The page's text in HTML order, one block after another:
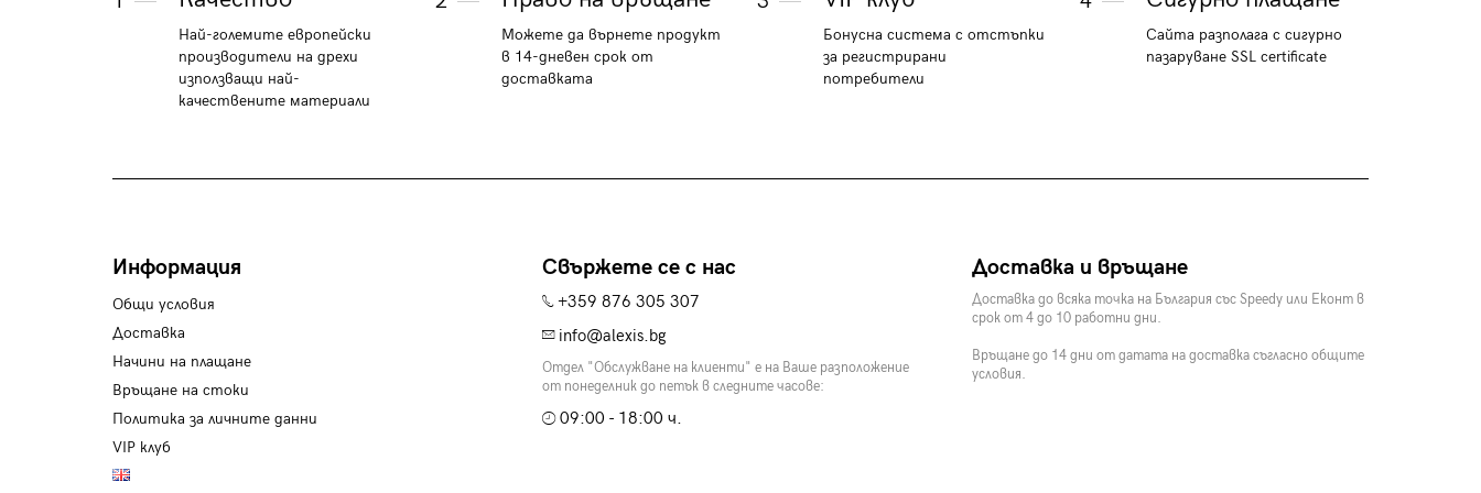
Най-големите европейски
производители на дрехи
използващи най-
качествените материали
Можете да върнете продукт
в 14-дневен срок от
доставката
Бонусна система с отстъпки
за регистрирани
потребители
Сайта разполага с сигурно
пазаруване SSL certificate
Информация
Общи условия
Доставка
Начини на плащане
Връщане на стоки
Политика за личните данни
VIP клуб
Свържете се с нас
+359 876 305 307
info@alexis.bg
Отдел "Обслужване на клиенти" е на Ваше разположение
от понеделник до петък в следните часове:
09:00 - 18:00 ч.
Доставка и връщане
Доставка до всяка точка на България със Speedy или Еконт в
срок от 4 до 10 работни дни.
Връщане до 14 дни от датата на доставка съгласно общите
условия.